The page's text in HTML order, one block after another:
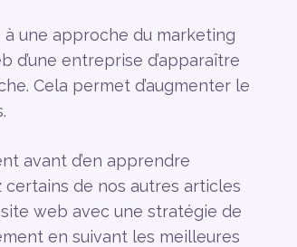
une approche du marketing
entreprise d’apparaître
Cela permet d’augmenter le
avant d’en apprendre
de nos autres articles
web avec une stratégie de
en suivant les meilleures